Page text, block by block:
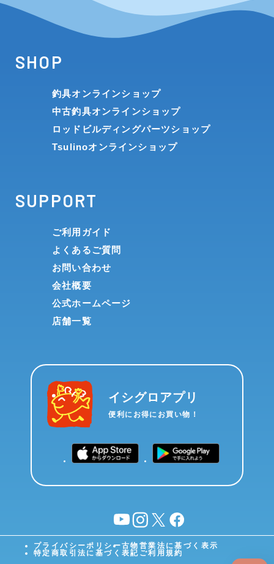
SHOP
釣具オンラインショップ
中古釣具オンラインショップ
ロッドビルディングパーツショップ
Tsulinoオンラインショップ
SUPPORT
ご利用ガイド
よくあるご質問
お問い合わせ
会社概要
公式ホームページ
店舗一覧
イシグロアプリ
便利にお得にお買い物！
YouTubeinstagram
X facebook
プライバシーポリシー古物営業法に基づく表示
特定商取引法に基づく表記 ご利用規約